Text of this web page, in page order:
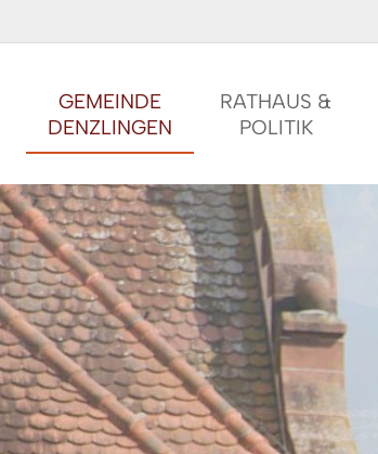
GEMEINDE
DENZLINGEN
RATHAUS &
POLITIK